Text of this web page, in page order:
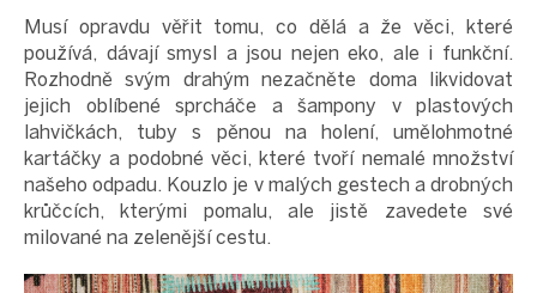
Musí opravdu věřit tomu, co dělá a že věci, které
používá, dávají smysl a jsou nejen eko, ale i funkční.
Rozhodně svým drahým nezačněte doma likvidovat
jejich oblíbené sprcháče a šampony v plastových
lahvičkách, tuby s pěnou na holení, umělohmotné
kartáčky a podobné věci, které tvoří nemalé množství
našeho odpadu. Kouzlo je v malých gestech a drobných
krůčcích, kterými pomalu, ale jistě zavedete své
milované na zelenější cestu.